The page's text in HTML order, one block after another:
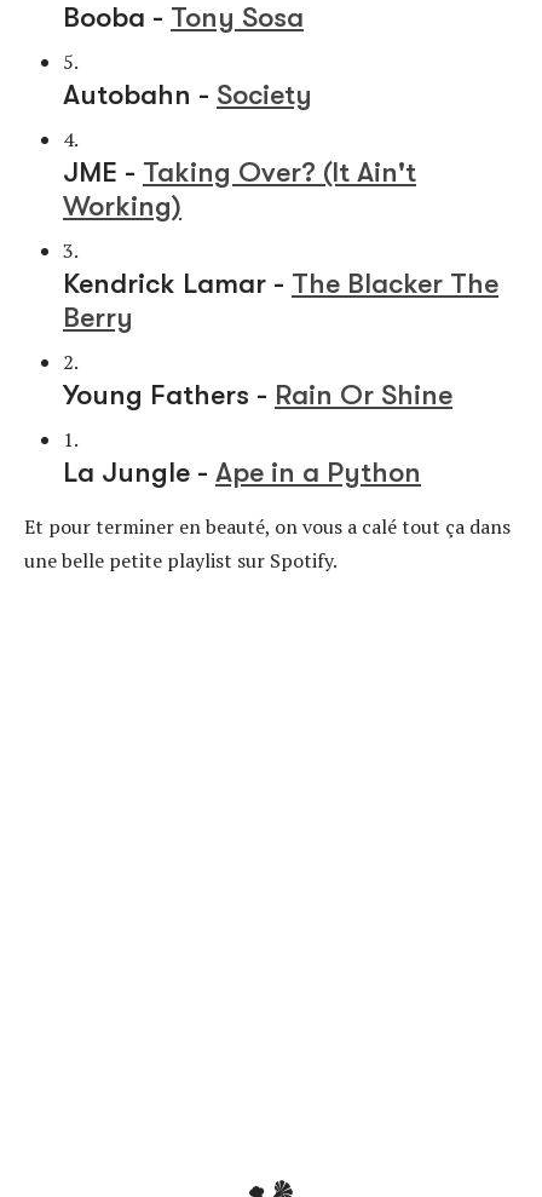
Booba - Tony Sosa
5.
Autobahn - Society
4.
JME - Taking Over? (It Ain't
Working)
3.
Kendrick Lamar - The Blacker The
Berry
2.
Young Fathers - Rain Or Shine
1.
La Jungle - Ape in a Python
Et pour terminer en beauté, on vous a calé tout ça dans
une belle petite playlist sur Spotify.